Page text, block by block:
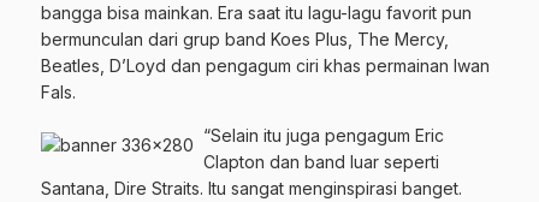
bangga bisa mainkan. Era saat itu lagu-lagu favorit pun
bermunculan dari grup band Koes Plus, The Mercy,
Beatles, D’Loyd dan pengagum ciri khas permainan Iwan
Fals.
“Selain itu juga pengagum Eric
Clapton dan band luar seperti
Santana, Dire Straits. Itu sangat menginspirasi banget.